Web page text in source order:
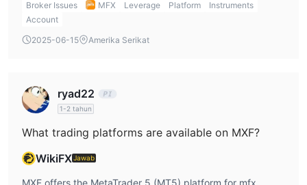
MT5 adalah platform canggih yang mendukung perdagangan
berbagai produk keuangan, menyediakan sistem perdagangan
otomatis, alat teknis, dan fungsi perdagangan salin.
MFX menawarkan metode pembayaran berikut:
Ethereum, Tether (USDT), Bitcoin, Visa, Skrill,
they do not offer trading in energies, options, mutual
funds, or ETFs.
Broker Issues MFX Leverage Platform
Instruments
Account
2025-06-15
Amerika Serikat
ryad22
1-2 tahun
What trading platforms are available on MXF?
WikiFXJawab
MXF offers the MetaTrader 5 (MT5) platform for mfx